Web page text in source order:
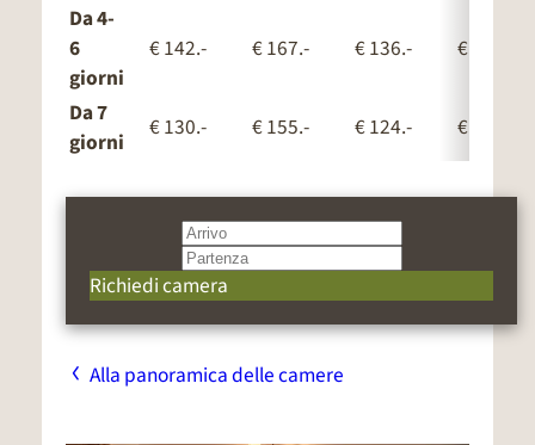
Da 4-
6
giorni
€ 142.- € 167.- € 136.- € 149.-
Da 7
giorni
€ 130.- € 155.- € 124.-
€ 137.-
21.06.202612.07.202602.08.2026
02.08. –
Da 1-
giorni
€ 140.- € 143.- € 146.- € 167.-
Da 4-
Richiedi camera
Alla panoramica delle camere